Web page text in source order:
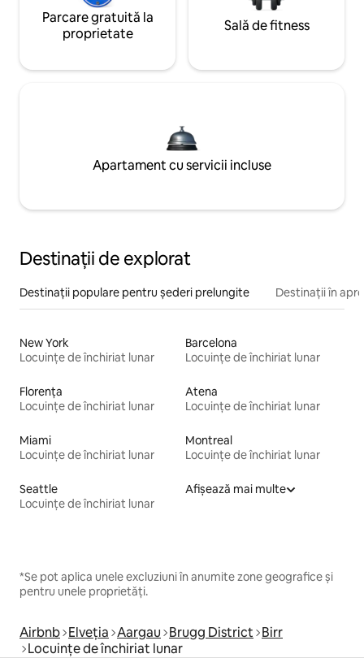
Parcare gratuită la
proprietate
Sală de fitness
Apartament cu servicii incluse
Destinații de explorat
Destinații populare pentru șederi prelungite Destinații în
New York
Locuințe de închiriat lunar
Barcelona
Locuințe de închiriat lunar
Florența
Locuințe de închiriat lunar
Atena
Locuințe de închiriat lunar
Miami
Locuințe de închiriat lunar
Montreal
Locuințe de închiriat lunar
Seattle
Locuințe de închiriat lunar
Afișează mai multe
*Se pot aplica unele excluziuni în anumite zone geografice și
pentru unele proprietăți.
Airbnb Elveția Aargau Brugg District Birr
Locuințe de închiriat lunar